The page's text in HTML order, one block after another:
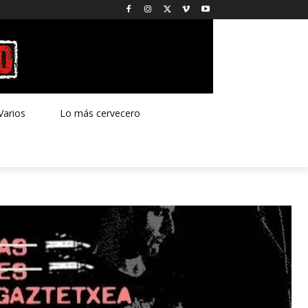
Lo más cervecero